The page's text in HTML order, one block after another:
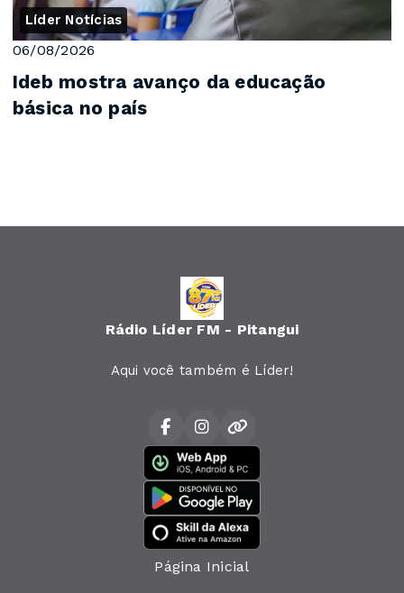
Líder Notícias
06/08/2026
Ideb mostra avanço da educação
básica no país
Rádio Líder FM - Pitangui
Aqui você também é Líder!
Página Inicial